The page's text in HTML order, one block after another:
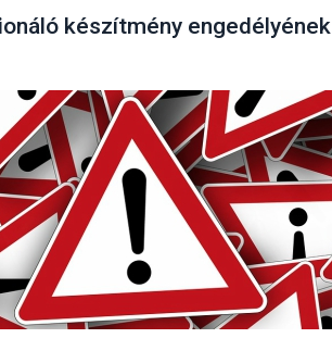
készítmény engedélyének